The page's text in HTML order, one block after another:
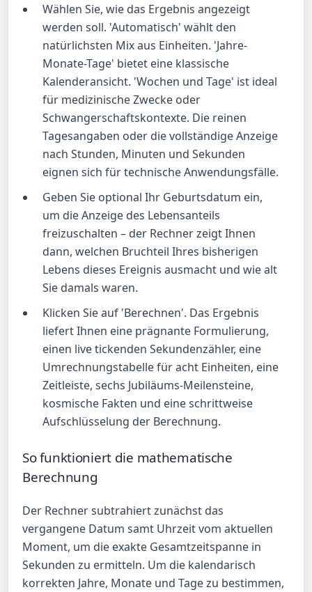
Wählen Sie, wie das Ergebnis angezeigt
werden soll. 'Automatisch' wählt den
natürlichsten Mix aus Einheiten. 'Jahre-
Monate-Tage' bietet eine klassische
Kalenderansicht. 'Wochen und Tage' ist ideal
für medizinische Zwecke oder
Schwangerschaftskontexte. Die reinen
Tagesangaben oder die vollständige Anzeige
nach Stunden, Minuten und Sekunden
eignen sich für technische Anwendungsfälle.
Geben Sie optional Ihr Geburtsdatum ein,
um die Anzeige des Lebensanteils
freizuschalten – der Rechner zeigt Ihnen
dann, welchen Bruchteil Ihres bisherigen
Lebens dieses Ereignis ausmacht und wie alt
Sie damals waren.
Klicken Sie auf 'Berechnen'. Das Ergebnis
liefert Ihnen eine prägnante Formulierung,
einen live tickenden Sekundenzähler, eine
Umrechnungstabelle für acht Einheiten, eine
Zeitleiste, sechs Jubiläums-Meilensteine,
kosmische Fakten und eine schrittweise
Aufschlüsselung der Berechnung.
So funktioniert die mathematische
Berechnung
Der Rechner subtrahiert zunächst das
vergangene Datum samt Uhrzeit vom aktuellen
Moment, um die exakte Gesamtzeitspanne in
Sekunden zu ermitteln. Um die kalendarisch
korrekten Jahre, Monate und Tage zu bestimmen,